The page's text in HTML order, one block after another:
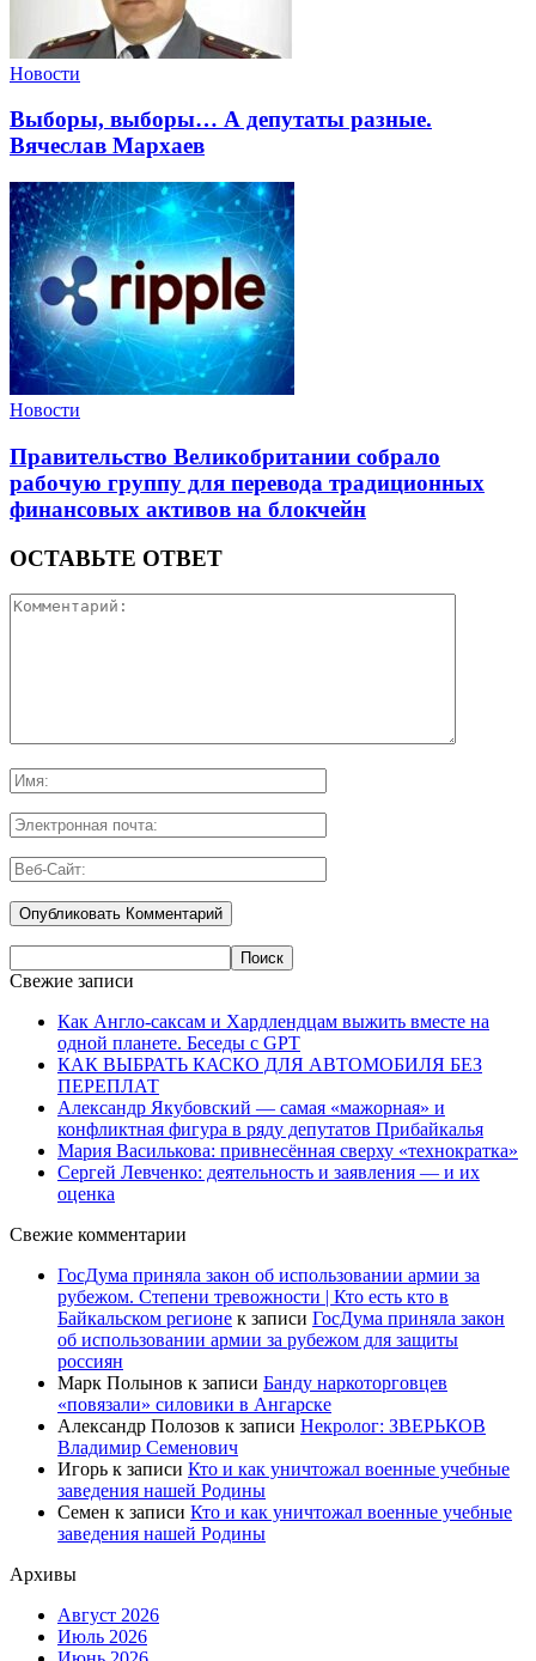
Новости
Выборы, выборы… А депутаты разные.
Вячеслав Мархаев
Новости
Правительство Великобритании собрало
рабочую группу для перевода традиционных
финансовых активов на блокчейн
ОСТАВЬТЕ ОТВЕТ
Свежие записи
Как Англо-саксам и Хардлендцам выжить вместе на
одной планете. Беседы с GPT
КАК ВЫБРАТЬ КАСКО ДЛЯ АВТОМОБИЛЯ БЕЗ
ПЕРЕПЛАТ
Александр Якубовский — самая «мажорная» и
конфликтная фигура в ряду депутатов Прибайкалья
Мария Василькова: привнесённая сверху «технократка»
Сергей Левченко: деятельность и заявления — и их
оценка
Свежие комментарии
ГосДума приняла закон об использовании армии за
рубежом. Степени тревожности | Кто есть кто в
Байкальском регионе к записи ГосДума приняла закон
об использовании армии за рубежом для защиты
россиян
Марк Полынов к записи Банду наркоторговцев
«повязали» силовики в Ангарске
Александр Полозов к записи Некролог: ЗВЕРЬКОВ
Владимир Семенович
Игорь к записи Кто и как уничтожал военные учебные
заведения нашей Родины
Семен к записи Кто и как уничтожал военные учебные
заведения нашей Родины
Архивы
Август 2026
Июль 2026